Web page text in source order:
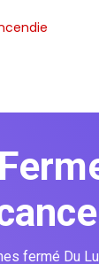
fermé Du